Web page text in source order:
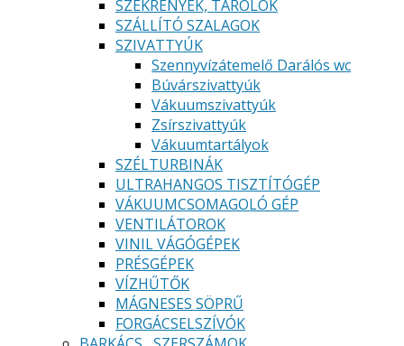
SZEKRÉNYEK, TÁROLÓK
SZÁLLÍTÓ SZALAGOK
SZIVATTYÚK
Szennyvízátemelő Darálós wc
Búvárszivattyúk
Vákuumszivattyúk
Zsírszivattyúk
Vákuumtartályok
SZÉLTURBINÁK
ULTRAHANGOS TISZTÍTÓGÉP
VÁKUUMCSOMAGOLÓ GÉP
VENTILÁTOROK
VINIL VÁGÓGÉPEK
PRÉSGÉPEK
VÍZHŰTŐK
MÁGNESES SÖPRŰ
FORGÁCSELSZÍVÓK